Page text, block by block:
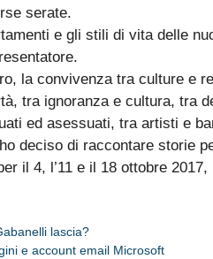
serate.
e gli stili di vita delle
la convivenza tra culture e
tra ignoranza e cultura, tra
ed asessuati, tra artisti e
deciso di raccontare storie
il 4, l’11 e il 18 ottobre
lascia?
e account email Microsoft